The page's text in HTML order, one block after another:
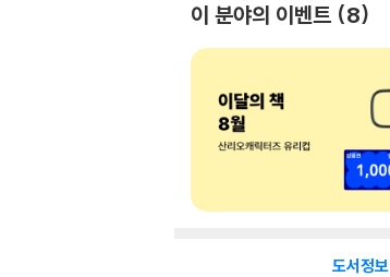
이 분야의 이벤트 8
도서정보